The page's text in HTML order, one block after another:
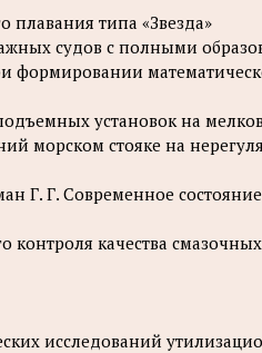
плавания типа «Звезда»
судов с полными
установок на
морском стояке на
Г. Г. Современное
качества
исследований